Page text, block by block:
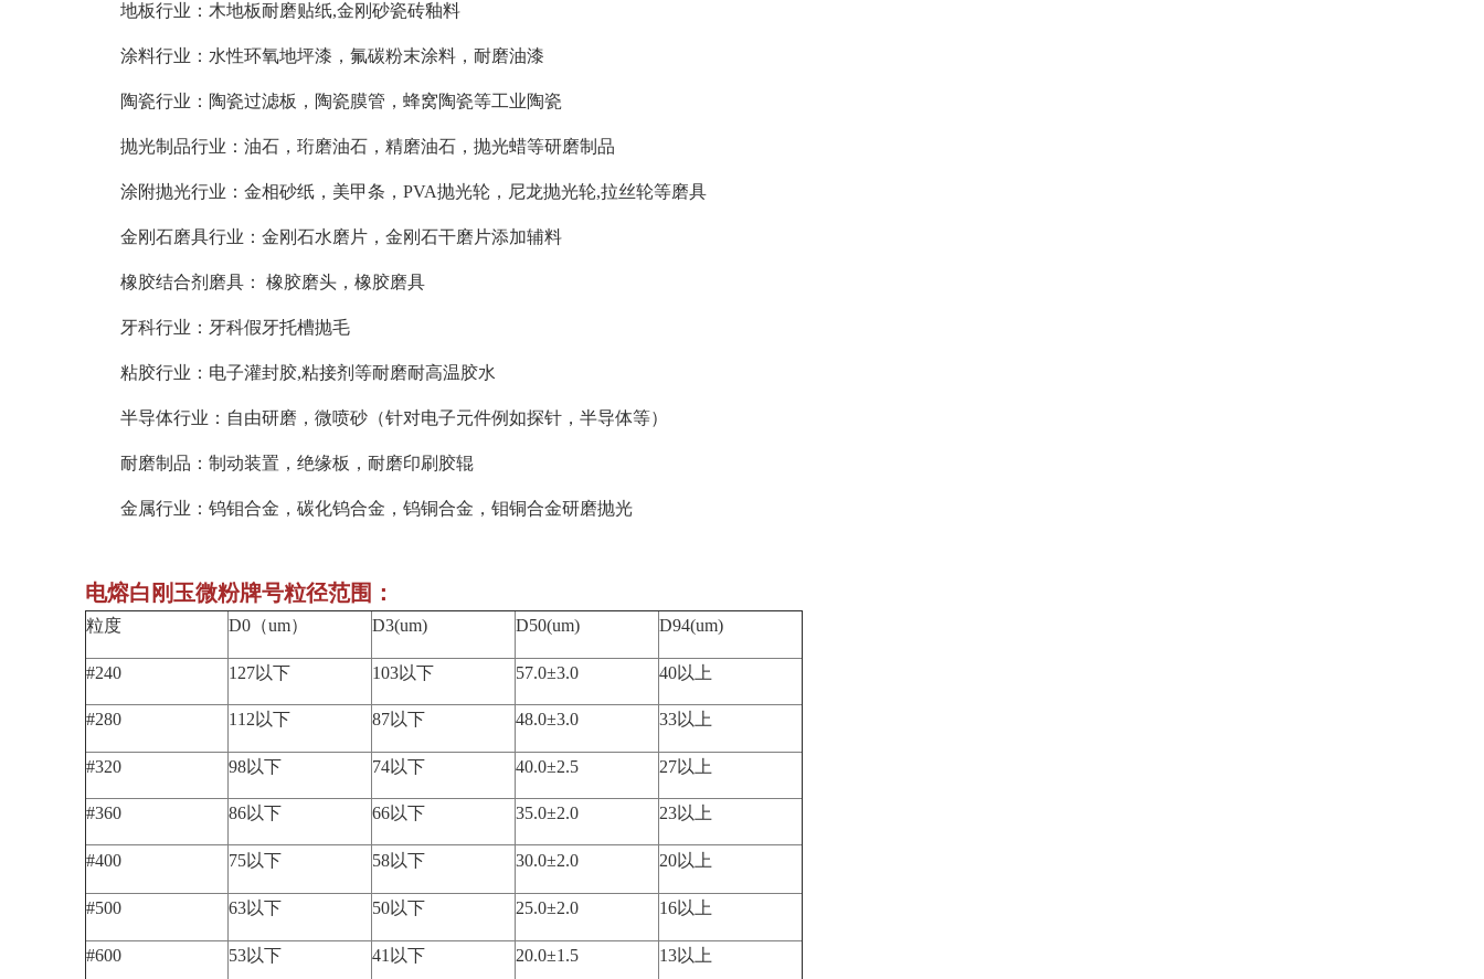
地板行业：木地板耐磨贴纸,金刚砂瓷砖釉料
涂料行业：水性环氧地坪漆，氟碳粉末涂料，耐磨油漆
陶瓷行业：陶瓷过滤板，陶瓷膜管，蜂窝陶瓷等工业陶瓷
抛光制品行业：油石，珩磨油石，精磨油石，抛光蜡等研磨制品
涂附抛光行业：金相砂纸，美甲条，PVA抛光轮，尼龙抛光轮,拉丝轮等磨具
金刚石磨具行业：金刚石水磨片，金刚石干磨片添加辅料
橡胶结合剂磨具： 橡胶磨头，橡胶磨具
牙科行业：牙科假牙托槽抛毛
粘胶行业：电子灌封胶,粘接剂等耐磨耐高温胶水
半导体行业：自由研磨，微喷砂（针对电子元件例如探针，半导体等）
耐磨制品：制动装置，绝缘板，耐磨印刷胶辊
金属行业：钨钼合金，碳化钨合金，钨铜合金，钼铜合金研磨抛光
电熔白刚玉微粉牌号粒径范围：
粒度 D0（um） D3(um) D50(um) D94(um)
#240 127以下 103以下 57.0±3.0 40以上
#280 112以下 87以下 48.0±3.0 33以上
#320 98以下 74以下 40.0±2.5 27以上
#360 86以下 66以下 35.0±2.0 23以上
#400 75以下 58以下 30.0±2.0 20以上
#500 63以下 50以下 25.0±2.0 16以上
#600 53以下 41以下 20.0±1.5 13以上